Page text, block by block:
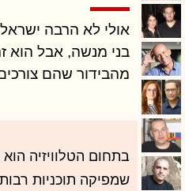
אולי לא הרבה
בני מנשה, אבל הוא
מהבידור שהם
בתחום הטלוויזיה